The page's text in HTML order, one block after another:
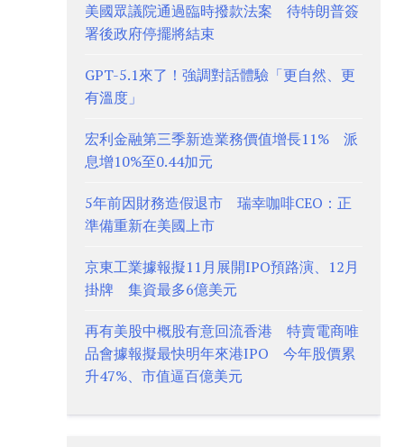
美國眾議院通過臨時撥款法案 待特朗普簽
署後政府停擺將結束
GPT-5.1來了！強調對話體驗「更自然、更
有溫度」
宏利金融第三季新造業務價值增長11% 派
息增10%至0.44加元
5年前因財務造假退市 瑞幸咖啡CEO：正
準備重新在美國上市
京東工業據報擬11月展開IPO預路演、12月
掛牌 集資最多6億美元
再有美股中概股有意回流香港 特賣電商唯
品會據報擬最快明年來港IPO 今年股價累
升47%、市值逼百億美元